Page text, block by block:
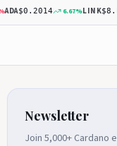
6.67%LINK$8.18
Newsletter
Join 5,000+ Cardano